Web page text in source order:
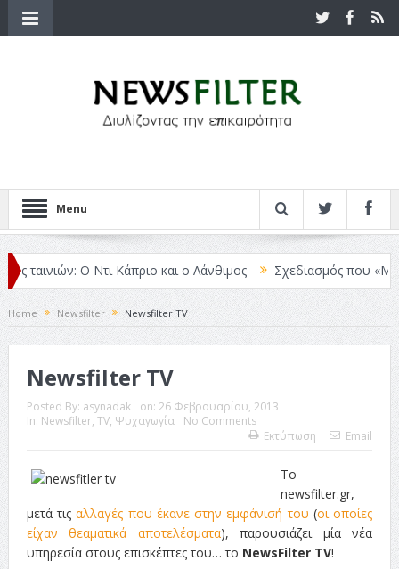
Menu
ταινιών: Ο Ντι Κάπριο και ο Λάνθιμος Σχεδιασμός που «Μιλάει»
Home Newsfilter Newsfilter TV
Newsfilter TV
Posted By: asynadak on: 26 Φεβρουαρίου, 2013
In: Newsfilter, TV, Ψυχαγωγία
No Comments
Εκτύπωση
Email
Το
newsfilter.gr,
μετά τιςαλλαγές που έκανε στην εμφάνισή του (οι οποίες
είχαν θεαματικά αποτελέσματα), παρουσιάζει μία νέα
υπηρεσία στους επισκέπτες του… το NewsFilter TV!